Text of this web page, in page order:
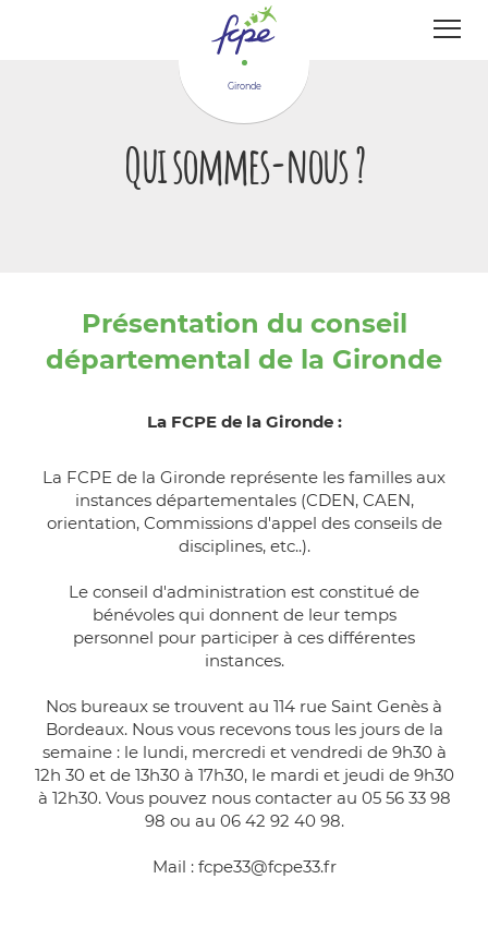
Gironde
Qui sommes-nous ?
Présentation du conseil
départemental de la Gironde
La FCPE de la Gironde :
La FCPE de la Gironde représente les familles aux
instances départementales (CDEN, CAEN,
orientation, Commissions d'appel des conseils de
disciplines, etc..).
Le conseil d'administration est constitué de
bénévoles qui donnent de leur temps
personnel pour participer à ces différentes
instances.
Nos bureaux se trouvent au 114 rue Saint Genès à
Bordeaux. Nous vous recevons tous les jours de la
semaine : le lundi, mercredi et vendredi de 9h30 à
12h 30 et de 13h30 à 17h30, le mardi et jeudi de 9h30
à 12h30. Vous pouvez nous contacter au 05 56 33 98
98 ou au 06 42 92 40 98.
Mail : fcpe33@fcpe33.fr